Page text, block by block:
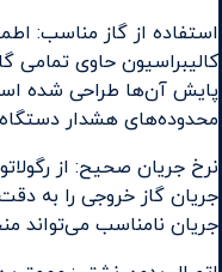
استفاده از گاز مناسب:
کالیبراسیون حاوی تمامی
پایش آن‌ها طراحی شده
محدوده‌های هشدار
نرخ جریان صحیح: از
جریان نامناسب می‌تواند